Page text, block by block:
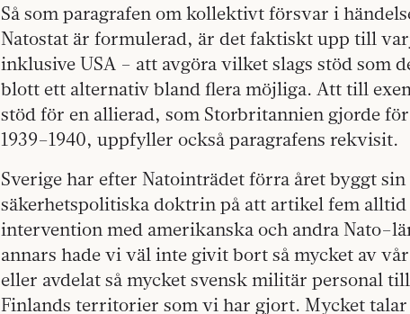
Så som paragrafen om kollektivt försvar i
Natostat är formulerad, är det faktiskt upp till
inklusive USA – att avgöra vilket slags stöd som
blott ett alternativ bland flera möjliga. Att till
stöd för en allierad, som Storbritannien gjorde
1939–1940, uppfyller också paragrafens rekvisit.
Sverige har efter Natointrädet förra året byggt
säkerhetspolitiska doktrin på att artikel fem
intervention med amerikanska och andra
annars hade vi väl inte givit bort så mycket av
eller avdelat så mycket svensk militär personal
Finlands territorier som vi har gjort. Mycket